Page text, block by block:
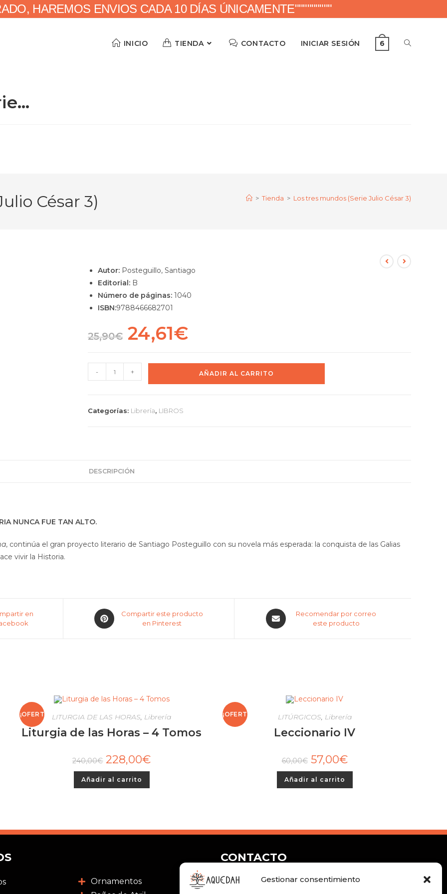
Gestionar consentimiento
HAREMOS ENVIOS CADA 10 DÍAS ÚNICAMENTE"""""""""
INICIO TIENDA CONTACTO INICIAR SESIÓN 6
César 3) > Tienda > Los tres mundos (Serie Julio César 3)
Autor: Posteguillo, Santiago
Editorial: B
Número de páginas: 1040
ISBN:9788466682701
25,90€ 24,61€
- + AÑADIR AL CARRITO
Categorías: Librería, LIBROS
DESCRIPCIÓN
NUNCA FUE TAN ALTO.
, continúa el gran proyecto literario de Santiago Posteguillo con su novela más esperada: la conquista de las Galias
vivir la Historia.
en
Compartir este producto
en Pinterest
Recomendar por correo
este producto
¡OFERT
A!
LITURGIA DE LAS HORAS, Librería
Liturgia de las Horas – 4 Tomos
240,00€ 228,00€
Añadir al carrito
¡OFERT LITÚRGICOS, Librería
Leccionario IV
60,00€ 57,00€
Añadir al carrito
Ornamentos
CONTACTO
C/ Nuestra Señora de las